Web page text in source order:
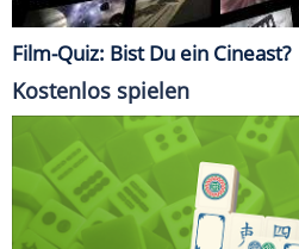
Film-Quiz: Bist Du ein Cineast?
Kostenlos spielen